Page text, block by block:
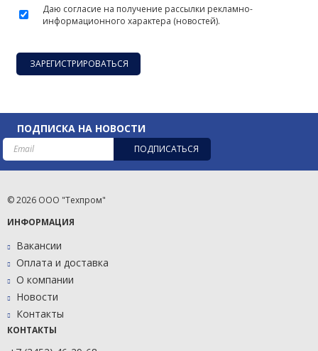
Даю согласие на получение рассылки рекламно-
информационного характера (новостей).
ЗАРЕГИСТРИРОВАТЬСЯ
ПОДПИСКА НА НОВОСТИ
ПОДПИСАТЬСЯ
© 2026 ООО "Техпром"
ИНФОРМАЦИЯ
Вакансии
Оплата и доставка
О компании
Новости
Контакты
КОНТАКТЫ